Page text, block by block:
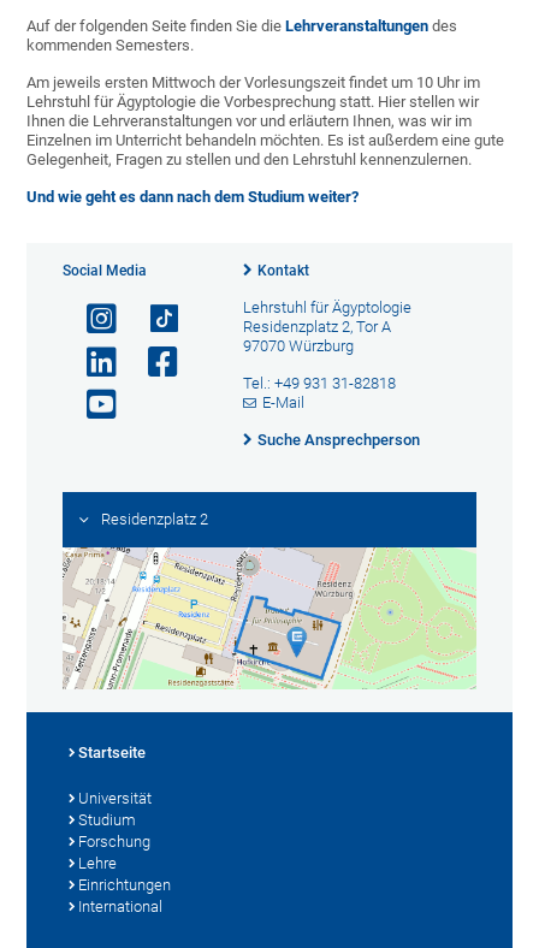
Auf der folgenden Seite finden Sie dieLehrveranstaltungen des
kommenden Semesters.
Am jeweils ersten Mittwoch der Vorlesungszeit findet um 10 Uhr im
Lehrstuhl für Ägyptologie die Vorbesprechung statt. Hier stellen wir
Ihnen die Lehrveranstaltungen vor und erläutern Ihnen, was wir im
Einzelnen im Unterricht behandeln möchten. Es ist außerdem eine gute
Gelegenheit, Fragen zu stellen und den Lehrstuhl kennenzulernen.
Und wie geht es dann nach dem Studium weiter?
Social Media Kontakt
Lehrstuhl für Ägyptologie
Residenzplatz 2, Tor A
97070 Würzburg
Tel.: +49 931 31-82818
E-Mail
Suche Ansprechperson
Residenzplatz 2
Startseite
Universität
Studium
Forschung
Lehre
Einrichtungen
International